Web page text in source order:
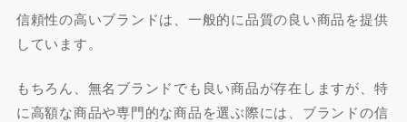
信頼性の高いブランドは、一般的に品質の良い商品を提供
しています。
もちろん、無名ブランドでも良い商品が存在しますが、特
に高額な商品や専門的な商品を選ぶ際には、ブランドの信